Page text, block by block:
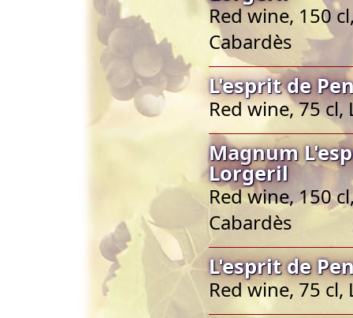
Red wine, 150
Cabardès
L'esprit de
Red wine, 75
Magnum
Lorgeril
Red wine, 150
Cabardès
L'esprit de
Red wine, 75